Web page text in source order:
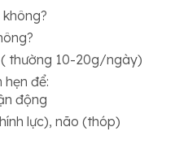
thường 10-20g/ngày)
để:
động
lực), não (thóp)